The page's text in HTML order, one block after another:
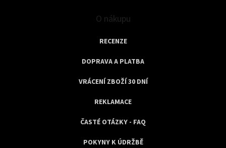
O nákupu
RECENZE
DOPRAVA A PLATBA
VRÁCENÍ ZBOŽÍ 30 DNÍ
REKLAMACE
ČASTÉ OTÁZKY - FAQ
POKYNY K ÚDRŽBĚ